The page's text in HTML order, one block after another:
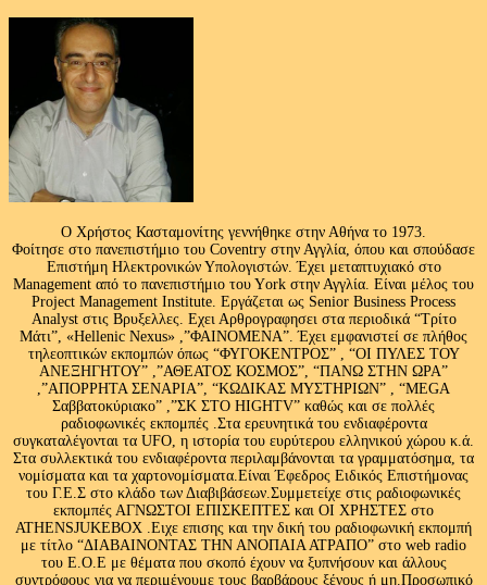
Ο Χρήστος Κασταμονίτης γεννήθηκε στην Αθήνα το 1973.
Φοίτησε στο πανεπιστήμιο του Coventry στην Αγγλία, όπου και σπούδασε
Επιστήμη Ηλεκτρονικών Υπολογιστών. Έχει μεταπτυχιακό στο
Management από το πανεπιστήμιο του Υork στην Αγγλία. Είναι μέλος του
Project Management Institute. Εργάζεται ως Senior Business Process
Analyst στις Βρυξελλες. Εχει Αρθρογραφησει στα περιοδικά “Τρίτο
Μάτι”, «Hellenic Nexus» ,”ΦΑΙΝΟΜΕΝΑ”. Έχει εμφανιστεί σε πλήθος
τηλεοπτικών εκπομπών όπως “ΦΥΓΟΚΕΝΤΡΟΣ” , “ΟΙ ΠΥΛΕΣ ΤΟΥ
ΑΝΕΞΗΓΗΤΟΥ” ,”ΑΘΕΑΤΟΣ ΚΟΣΜΟΣ”, “ΠΑΝΩ ΣΤΗΝ ΩΡΑ”
,”ΑΠΟΡΡΗΤΑ ΣΕΝΑΡΙΑ”, “ΚΩΔΙΚΑΣ ΜΥΣΤΗΡΙΩΝ” , “MEGA
Σαββατοκύριακο” ,”ΣΚ ΣΤΟ HIGHTV” καθώς και σε πολλές
ραδιοφωνικές εκπομπές .Στα ερευνητικά του ενδιαφέροντα
συγκαταλέγονται τα UFO, η ιστορία του ευρύτερου ελληνικού χώρου κ.ά.
Στα συλλεκτικά του ενδιαφέροντα περιλαμβάνονται τα γραμματόσημα, τα
νομίσματα και τα χαρτονομίσματα.Είναι Έφεδρος Ειδικός Επιστήμονας
του Γ.Ε.Σ στο κλάδο των Διαβιβάσεων.Συμμετείχε στις ραδιοφωνικές
εκπομπές ΑΓΝΩΣΤΟΙ ΕΠΙΣΚΕΠΤΕΣ και ΟΙ ΧΡΗΣΤΕΣ στο
ATHENSJUKEBOX .Ειχε επισης και την δική του ραδιοφωνική εκπομπή
με τίτλο “ΔΙΑΒΑΙΝΟΝΤΑΣ ΤΗΝ ΑΝΟΠΑΙΑ ΑΤΡΑΠΟ” στο web radio
του Ε.Ο.Ε με θέματα που σκοπό έχουν να ξυπνήσουν και άλλους
συντρόφους για να περιμένουμε τους βαρβάρους ξένους ή μη.Προσωπικό